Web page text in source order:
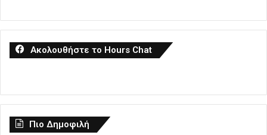
Ακολουθήστε το Hours Chat
Πιο Δημοφιλή